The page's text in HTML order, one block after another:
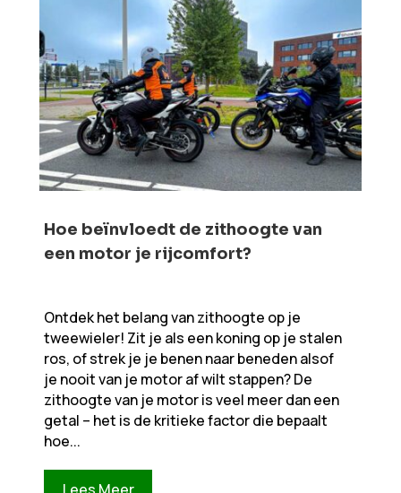
Hoe beïnvloedt de zithoogte van
een motor je rijcomfort?
Ontdek het belang van zithoogte op je
tweewieler! Zit je als een koning op je stalen
ros, of strek je je benen naar beneden alsof
je nooit van je motor af wilt stappen? De
zithoogte van je motor is veel meer dan een
getal – het is de kritieke factor die bepaalt
hoe...